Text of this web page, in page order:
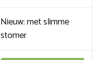
Nieuw: met slimme
stomer